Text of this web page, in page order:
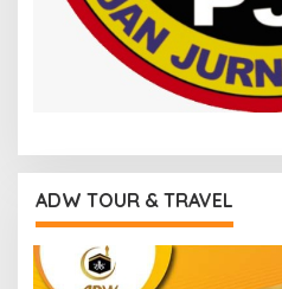
ADW TOUR & TRAVEL